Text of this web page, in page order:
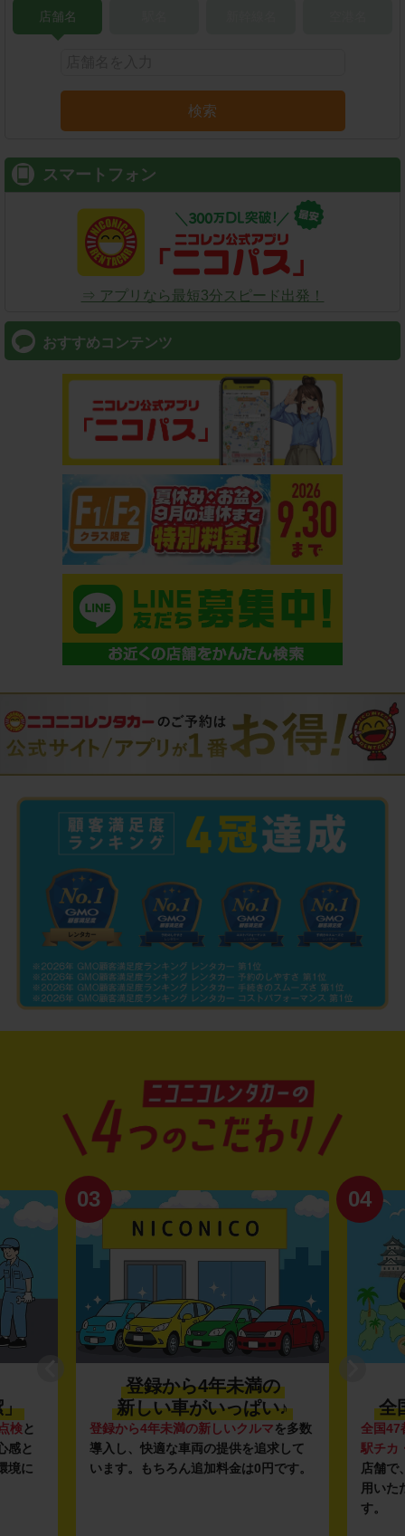
店舗名
検索
スマートフォン
⇒ アプリなら最短3分スピード出発！
おすすめコンテンツ
」
検と
感と
境に
03
登録から4年未満の
新しい車がいっぱい♪
登録から4年未満の新しいクルマを多数
導入し、快適な車両の提供を追求して
います。もちろん追加料金は0円です。
04
全
全国47
駅チカ
店舗で
用いた
す。